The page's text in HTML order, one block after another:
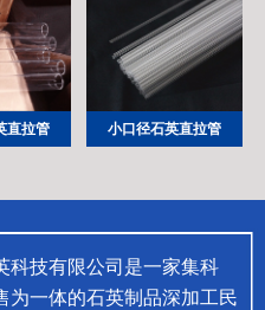
直拉管 小口径石英直拉管
科技有限公司是一家集科
为一体的石英制品深加工民